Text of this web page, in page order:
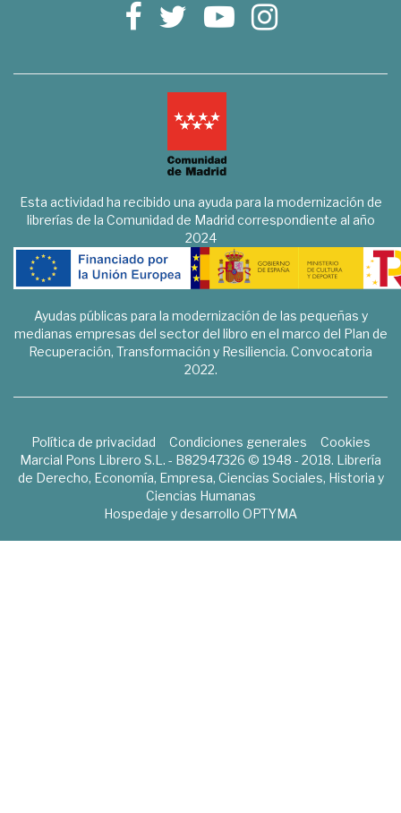
Esta actividad ha recibido una ayuda para la modernización de
librerías de la Comunidad de Madrid correspondiente al año
2024
Ayudas públicas para la modernización de las pequeñas y
medianas empresas del sector del libro en el marco del Plan de
Recuperación, Transformación y Resiliencia. Convocatoria
2022.
Política de privacidad Condiciones generales
Cookies
Marcial Pons Librero S.L. - B82947326 © 1948 - 2018. Librería
de Derecho, Economía, Empresa, Ciencias Sociales, Historia y
Ciencias Humanas
Hospedaje y desarrollo OPTYMA